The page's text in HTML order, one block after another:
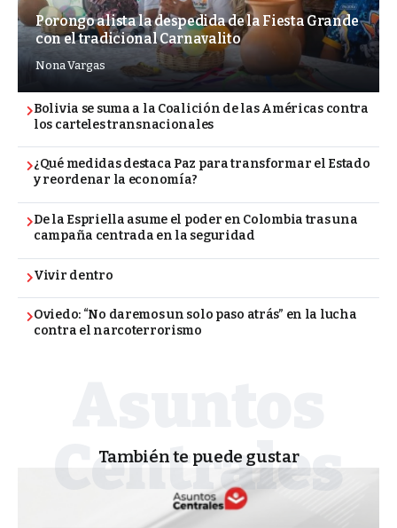
Porongo alista la despedida de la Fiesta Grande
con el tradicional Carnavalito
Nona Vargas
Bolivia se suma a la Coalición de las Américas contra
los carteles transnacionales
¿Qué medidas destaca Paz para transformar el Estado
y reordenar la economía?
De la Espriella asume el poder en Colombia tras una
campaña centrada en la seguridad
Vivir dentro
Oviedo: “No daremos un solo paso atrás” en la lucha
contra el narcoterrorismo
También te puede gustar